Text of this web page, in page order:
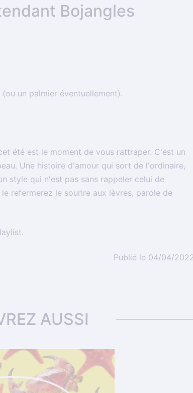
Bojangles
un palmier éventuellement).
été est le moment de vous rattraper. C'est un
Une histoire d'amour qui sort de l'ordinaire,
style qui n'est pas sans rappeler celui de
refermerez le sourire aux lèvres, parole de
.
Publié le 04/04/2022
AUSSI